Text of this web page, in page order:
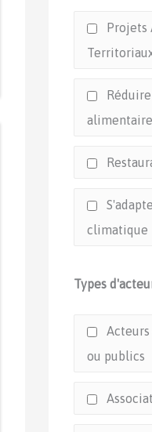
Projets
alimentaire
climatique
Types
ou publics